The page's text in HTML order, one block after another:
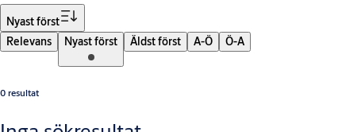
Nyast först
Relevans
Nyast först Äldst först A-Ö Ö-A
0 resultat